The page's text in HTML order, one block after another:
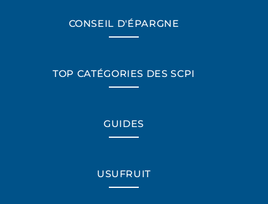
CONSEIL D'ÉPARGNE
TOP CATÉGORIES DES SCPI
GUIDES
USUFRUIT